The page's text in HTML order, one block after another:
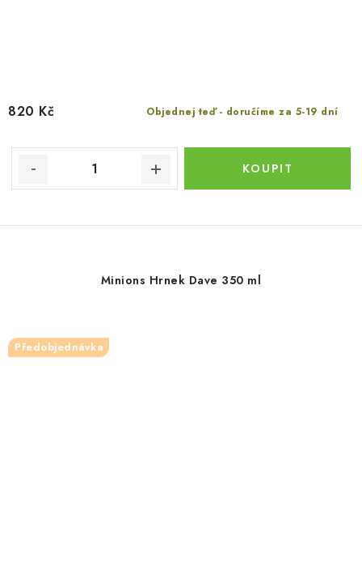
Objednej teď - doručíme za 5-19 dní
820 Kč
Minions Hrnek Dave 350 ml
Předobjednávka